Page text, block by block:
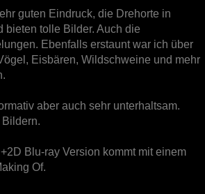
guten Eindruck, die Drehorte in
bieten tolle Bilder. Auch die
Ebenfalls erstaunt war ich über
Eisbären, Wildschweine und mehr
aber auch sehr unterhaltsam.
Blu-ray Version kommt mit einem
Of.